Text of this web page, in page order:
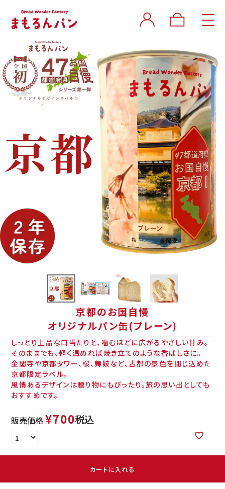
京都のお国自慢
オリジナルパン缶(プレーン)
しっとり上品な口当たりと、噛むほどに広がるやさしい甘み。
そのままでも、軽く温めれば焼き立てのような香ばしさに。
金閣寺や京都タワー、桜、舞妓など、古都の景色を閉じ込めた
京都限定ラベル。
風情あるデザインは贈り物にもぴったり。旅の思い出としても
おすすめです。
販売価格¥700税込
カートに入れる